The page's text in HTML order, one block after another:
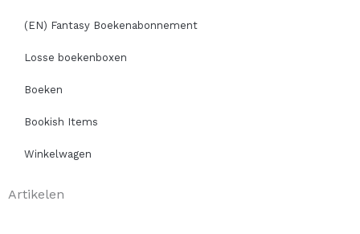
(EN) Fantasy Boekenabonnement
Losse boekenboxen
Boeken
Bookish Items
Winkelwagen
Artikelen